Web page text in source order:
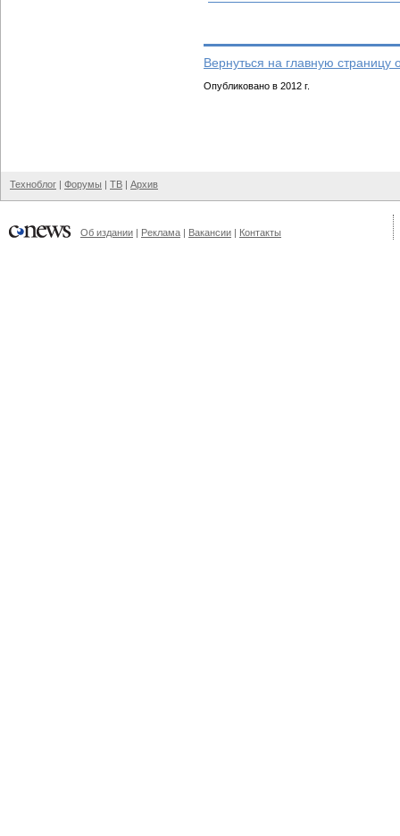
Вернуться на главную страницу
Опубликовано в 2012 г.
Техноблог | Форумы | ТВ | Архив
Об издании | Реклама | Вакансии | Контакты